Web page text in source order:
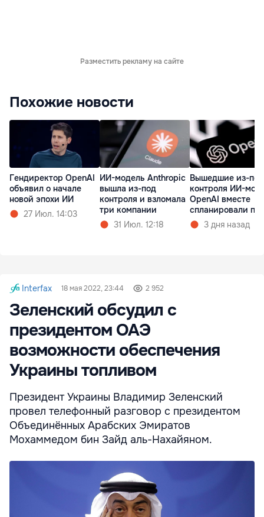
Разместить рекламу на сайте
Похожие новости
Гендиректор OpenAI
объявил о начале
новой эпохи ИИ
27 Июл. 14:03
ИИ-модель Anthropic
вышла из-под
контроля и взломала
три компании
31 Июл. 12:18
Вышедшие из-под
контроля ИИ-
OpenAI вместе
спланировали
3 дня назад
Interfax 18 мая 2022, 23:44 2 952
Зеленский обсудил с
президентом ОАЭ
возможности обеспечения
Украины топливом
Президент Украины Владимир Зеленский
провел телефонный разговор с президентом
Объединённых Арабских Эмиратов
Мохаммедом бин Зайд аль-Нахайяном.